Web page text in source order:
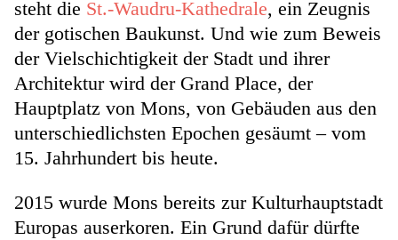
steht die St.-Waudru-Kathedrale, ein Zeugnis
der gotischen Baukunst. Und wie zum Beweis
der Vielschichtigkeit der Stadt und ihrer
Architektur wird der Grand Place, der
Hauptplatz von Mons, von Gebäuden aus den
unterschiedlichsten Epochen gesäumt – vom
15. Jahrhundert bis heute.
2015 wurde Mons bereits zur Kulturhauptstadt
Europas auserkoren. Ein Grund dafür dürfte